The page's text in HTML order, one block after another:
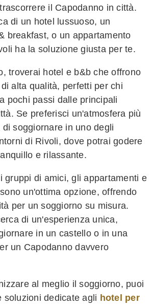
il Capodanno in città.
di un hotel lussuoso, un
breakfast, o un appartamento
ha la soluzione giusta per te.
troverai hotel e b&b che offrono
alta qualità, perfetti per chi
pochi passi dalle principali
Se preferisci un'atmosfera più
soggiornare in uno degli
di Rivoli, dove potrai godere
e rilassante.
gruppi di amici, gli appartamenti e
un'ottima opzione, offrendo
per un soggiorno su misura.
di un'esperienza unica,
in un castello o in una
un Capodanno davvero
al meglio il soggiorno, puoi
soluzioni dedicate agli hotel per